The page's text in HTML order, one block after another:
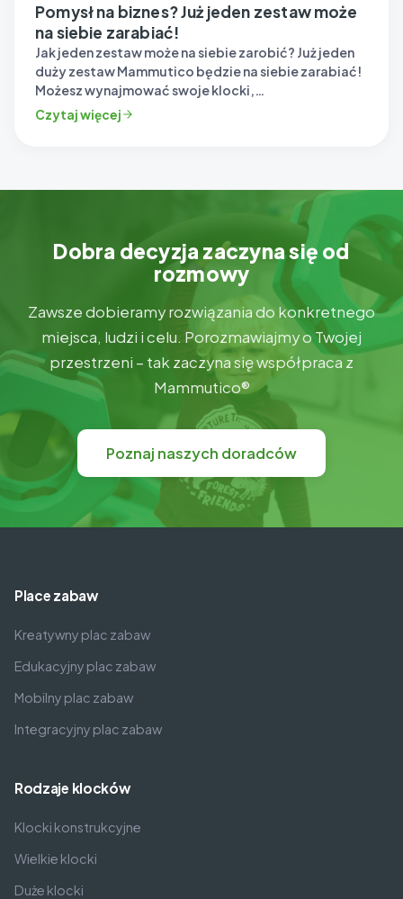
Pomysł na biznes? Już jeden zestaw może
na siebie zarabiać!
Jak jeden zestaw może na siebie zarobić? Już jeden
duży zestaw Mammutico będzie na siebie zarabiać!
Możesz wynajmować swoje klocki,…
Czytaj więcej
Dobra decyzja zaczyna się od
rozmowy
Zawsze dobieramy rozwiązania do konkretnego
miejsca, ludzi i celu. Porozmawiajmy o Twojej
przestrzeni – tak zaczyna się współpraca z
Mammutico®
Poznaj naszych doradców
Place zabaw
Kreatywny plac zabaw
Edukacyjny plac zabaw
Mobilny plac zabaw
Integracyjny plac zabaw
Rodzaje klocków
Klocki konstrukcyjne
Wielkie klocki
Duże klocki